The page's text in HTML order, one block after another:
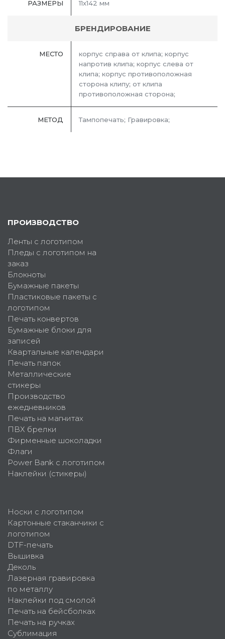
РАЗМЕРЫ 11х142 мм
БРЕНДИРОВАНИЕ
МЕСТО
корпус справа от клипа; корпус
напротив клипа; корпус слева от
клипа; корпус противоположная
сторона клипу; от клипа
противоположная сторона;
МЕТОД Тампопечать; Гравировка;
ПРОИЗВОДСТВО
Ленты с логотипом
Пледы с логотипом на
заказ
Блокноты
Бумажные пакеты
Пластиковые пакеты с
логотипом
Печать конвертов
Бумажные блоки для
записей
Квартальные календари
Печать папок
Металлические
стикеры
Производство
ежедневников
Печать на магнитах
ПВХ брелки
Фирменные шоколадки
Флаги
Power Bank с логотипом
Наклейки (стикеры)
Носки с логотипом
Картонные стаканчики с
логотипом
DTF-печать
Вышивка
Деколь
Лазерная гравировка
по металлу
Наклейки под смолой
Печать на бейсболках
Печать на ручках
Сублимация